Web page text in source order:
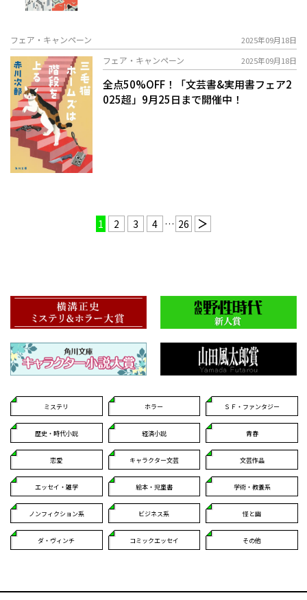
フェア・キャンペーン 2025年09月18日
フェア・キャンペーン 2025年09月18日
全点50%OFF！「文芸書&実用書フェア2
025超」9月25日まで開催中！
1 2 3 4 … 26
ミステリ ホラー ＳＦ・ファンタジー
歴史・時代小説 経済小説 青春
恋愛 キャラクター文芸 文芸作品
エッセイ・雑学 絵本・児童書 学術・教養系
ノンフィクション系 ビジネス系 怪と幽
ダ・ヴィンチ コミックエッセイ その他